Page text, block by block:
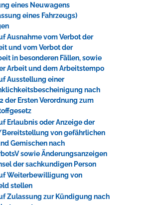
eines Neuwagens
eines Fahrzeugs)
Ausnahme vom Verbot der
und vom Verbot der
in besonderen Fällen, sowie
Arbeit und dem Arbeitstempo
Ausstellung einer
nach
der Ersten Verordnung zum
Erlaubnis oder Anzeige der
von gefährlichen
Gemischen nach
sowie Änderungsanzeigen
der sachkundigen Person
Weiterbewilligung von
stellen
Zulassung zur Kündigung nach